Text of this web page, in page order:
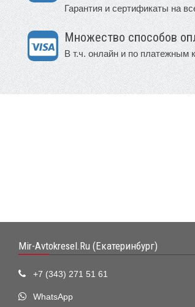
Гарантия и сертификаты на
Множество способов
В т.ч. онлайн и по платежным
Mir-Avtokresel.Ru (Екатеринбург)
+7 (343) 271 51 61
WhatsApp